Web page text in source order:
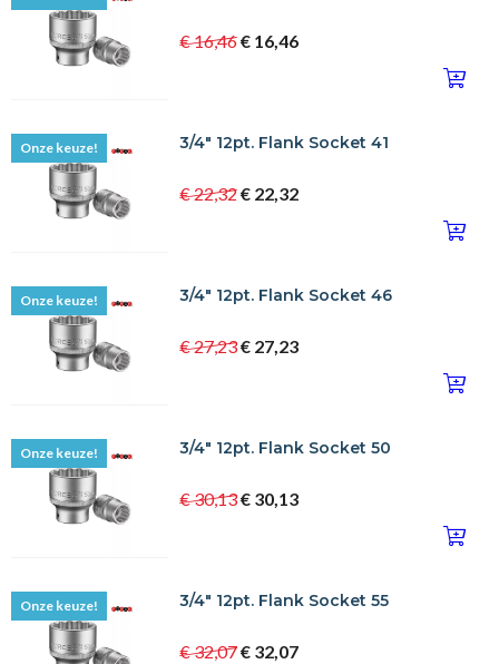
€ 16,46€ 16,46
Onze keuze! 3/4" 12pt. Flank Socket 41
€ 22,32€ 22,32
Onze keuze! 3/4" 12pt. Flank Socket 46
€ 27,23€ 27,23
Onze keuze! 3/4" 12pt. Flank Socket 50
€ 30,13€ 30,13
Onze keuze! 3/4" 12pt. Flank Socket 55
€ 32,07€ 32,07